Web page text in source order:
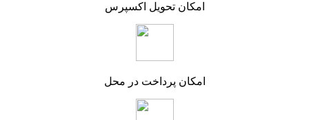
امکان تحویل اکسپرس
امکان پرداخت در محل